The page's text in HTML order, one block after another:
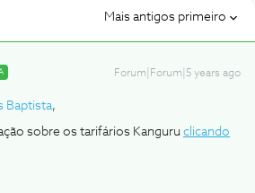
Mais antigos primeiro
Forum|Forum|5 years ago
Baptista,
sobre os tarifários Kanguru clicando